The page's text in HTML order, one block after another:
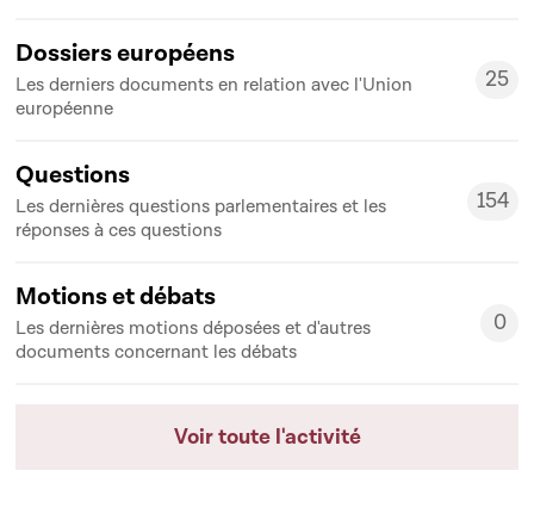
Dossiers européens
Les derniers documents en relation avec l'Union
européenne
25
25
Questions
Les dernières questions parlementaires et les
réponses à ces questions
154
154
Motions et débats
Les dernières motions déposées et d'autres
documents concernant les débats
0
0
Voir toute l'activité